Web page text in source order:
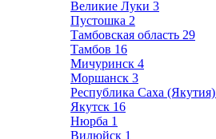
Великие Луки 3
Пустошка 2
Тамбовская область 29
Тамбов 16
Мичуринск 4
Моршанск 3
Республика Саха (Якутия)
Якутск 16
Нюрба 1
Вилюйск 1